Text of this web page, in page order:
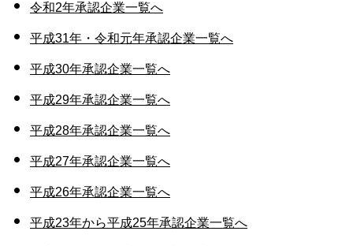
令和2年承認企業一覧へ
平成31年・令和元年承認企業一覧へ
平成30年承認企業一覧へ
平成29年承認企業一覧へ
平成28年承認企業一覧へ
平成27年承認企業一覧へ
平成26年承認企業一覧へ
平成23年から平成25年承認企業一覧へ